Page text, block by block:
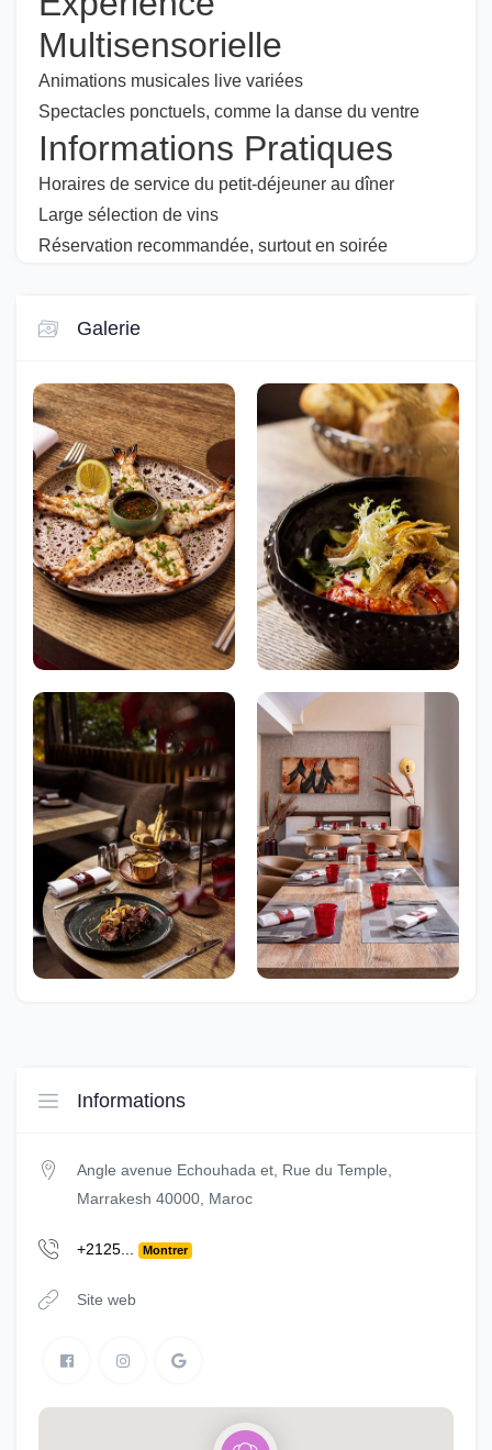
Multisensorielle
Animations musicales live variées
Spectacles ponctuels, comme la danse du ventre
Informations Pratiques
Horaires de service du petit-déjeuner au dîner
Large sélection de vins
Réservation recommandée, surtout en soirée
Galerie
Informations
Angle avenue Echouhada et, Rue du Temple,
Marrakesh 40000, Maroc
+2125... Montrer
Site web